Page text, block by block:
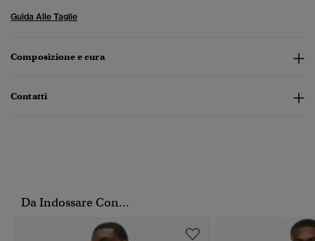
Guida Alle Taglie
Composizione e cura
Contatti
Da Indossare Con...